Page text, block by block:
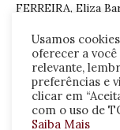
FERREIRA, Eliza
Constantino. O
desafios de
Escola. Brasília, v.
Disponível em:
<http://
FREITAS, Maria
Usamos
oferecer a
relevante,
preferências e
clicar em
com o uso de
Saiba Mais